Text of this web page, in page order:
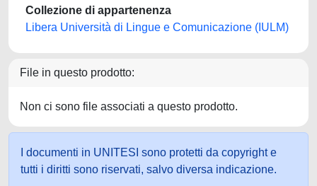
Collezione di appartenenza
Libera Università di Lingue e Comunicazione (IULM)
File in questo prodotto:
Non ci sono file associati a questo prodotto.
I documenti in UNITESI sono protetti da copyright e
tutti i diritti sono riservati, salvo diversa indicazione.